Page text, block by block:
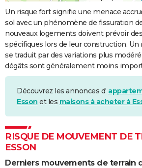
Un risque fort signifie une menace
sol avec un phénomène de fissuration
nouveaux logements doivent prévoir
spécifiques lors de leur construction. Un
se traduit par des variations plus
dégâts sont généralement moins
Découvrez les annonces d'
Esson et les maisons à acheter à
RISQUE DE MOUVEMENT DE
ESSON
Derniers mouvements de terrain